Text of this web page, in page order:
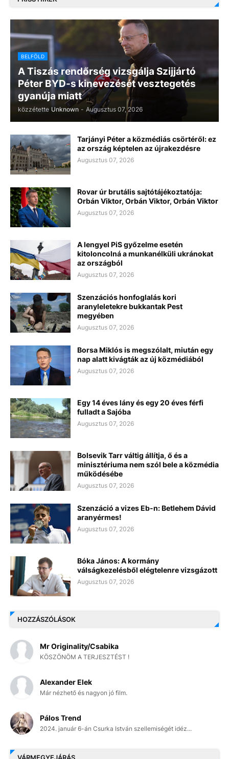
BELFÖLD
A Tiszás rendőrség vizsgálja Szijjártó
Péter BYD-s kinevezését vesztegetés
gyanúja miatt
közzétette Unknown - Augusztus 07, 2026
Tarjányi Péter a közmédiás csörtéről: ez
az ország képtelen az újrakezdésre
Augusztus 07, 2026
Rovar úr brutális sajtótájékoztatója:
Orbán Viktor, Orbán Viktor, Orbán Viktor
Augusztus 07, 2026
A lengyel PiS győzelme esetén
kitoloncolná a munkanélküli ukránokat
az országból
Augusztus 07, 2026
Szenzációs honfoglalás kori
aranyleletekre bukkantak Pest
megyében
Augusztus 07, 2026
Borsa Miklós is megszólalt, miután egy
nap alatt kivágták az új közmédiából
Augusztus 07, 2026
Egy 14 éves lány és egy 20 éves férfi
fulladt a Sajóba
Augusztus 07, 2026
Bolsevik Tarr váltig állítja, ő és a
minisztériuma nem szól bele a közmédia
működésébe
Augusztus 07, 2026
Szenzáció a vizes Eb-n: Betlehem Dávid
aranyérmes!
Augusztus 07, 2026
Bóka János: A kormány
válságkezelésből elégtelenre vizsgázott
Augusztus 07, 2026
HOZZÁSZÓLÁSOK
Mr Originality/Csabika
KÖSZÖNÖM A TERJESZTÉST !
Alexander Elek
Már nézhető és nagyon jó film.
Pálos Trend
2024. január 6-án Csurka István szellemiségét idéz...